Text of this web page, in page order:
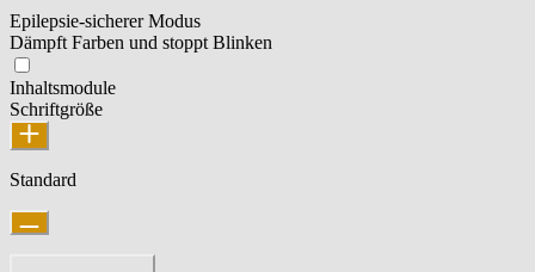
Epilepsie-sicherer Modus
Dämpft Farben und stoppt Blinken
Inhaltsmodule
Schriftgröße
Standard